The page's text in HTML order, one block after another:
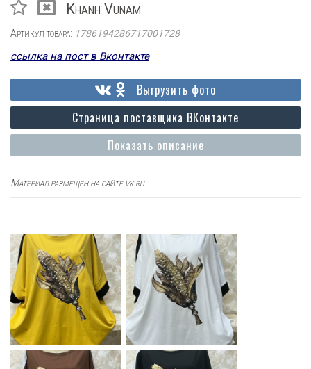
Khanh Vunam
Артикул товара: 1786194286717001728
ссылка на пост в Вконтакте
Показать описание
Страница поставщика ВКонтакте
Выгрузить фото
Материал размещен на сайте vk.ru